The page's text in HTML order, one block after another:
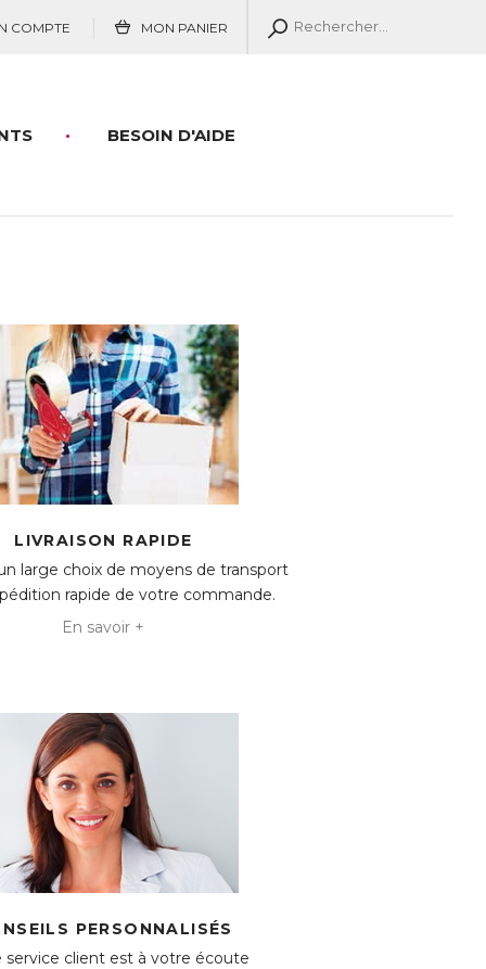
COMPTE MON PANIER
BESOIN D'AIDE
LIVRAISON RAPIDE
large choix de moyens de transport
rapide de votre commande.
En savoir +
PERSONNALISÉS
service client est à votre écoute